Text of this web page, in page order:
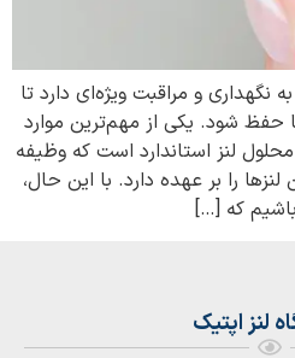
نگهداری و مراقبت ویژه‌ای دارد تا
شود. یکی از مهم‌ترین موارد
محلول لنز استاندارد است که وظیفه
را بر عهده دارد. با این حال،
که […]
لنز اپتیک